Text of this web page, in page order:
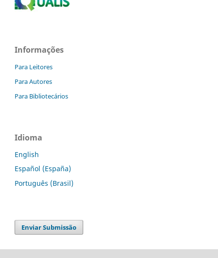
Informações
Para Leitores
Para Autores
Para Bibliotecários
Idioma
English
Español (España)
Português (Brasil)
Enviar Submissão